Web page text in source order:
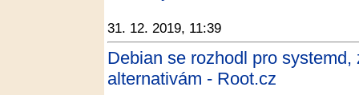
31. 12. 2019, 11:39
Debian se rozhodl pro
alternativám - Root.cz